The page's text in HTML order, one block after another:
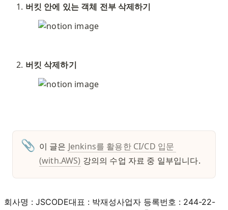
버킷 안에 있는 객체 전부 삭제하기
버킷 삭제하기
📎 이 글은 Jenkins를 활용한 CI/CD 입문
(with.AWS) 강의의 수업 자료 중 일부입니다.
회사명 : JSCODE대표 : 박재성사업자 등록번호 : 244-22-